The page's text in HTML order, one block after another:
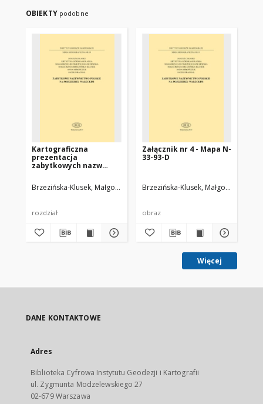
OBIEKTY podobne
Kartograficzna
prezentacja
zabytkowych nazw
Brzezińska-Klusek, Małgorzata
Mirończuk, Anna Drachal, Jacek
rozdział
Załącznik nr 4 - Mapa N-
33-93-D
Brzezińska-Klusek, Małgorzata
obraz
Więcej
DANE KONTAKTOWE
Adres
Biblioteka Cyfrowa Instytutu Geodezji i Kartografii
ul. Zygmunta Modzelewskiego 27
02-679 Warszawa